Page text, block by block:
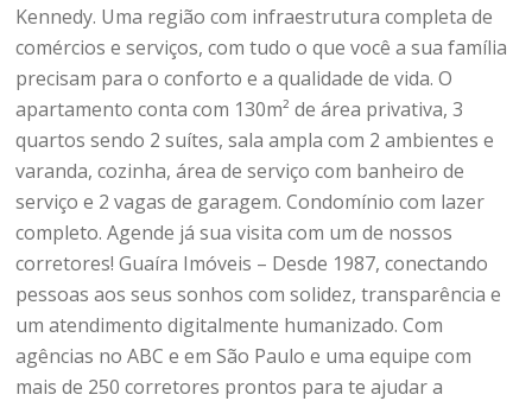
Kennedy. Uma região com infraestrutura completa de
comércios e serviços, com tudo o que você a sua família
precisam para o conforto e a qualidade de vida. O
apartamento conta com 130m² de área privativa, 3
quartos sendo 2 suítes, sala ampla com 2 ambientes e
varanda, cozinha, área de serviço com banheiro de
serviço e 2 vagas de garagem. Condomínio com lazer
completo. Agende já sua visita com um de nossos
corretores! Guaíra Imóveis – Desde 1987, conectando
pessoas aos seus sonhos com solidez, transparência e
um atendimento digitalmente humanizado. Com
agências no ABC e em São Paulo e uma equipe com
mais de 250 corretores prontos para te ajudar a